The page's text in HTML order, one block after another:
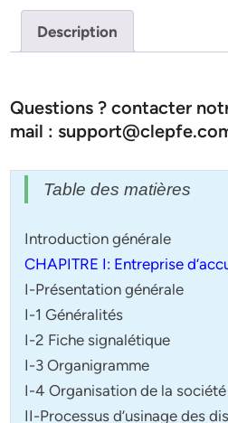
Description
Questions ? contacter
mail :
Table des matières
Introduction générale
CHAPITRE I: Entreprise
I-Présentation générale
I-1 Généralités
I-2 Fiche signalétique
I-3 Organigramme
I-4 Organisation de la
II-Processus d’usinage des